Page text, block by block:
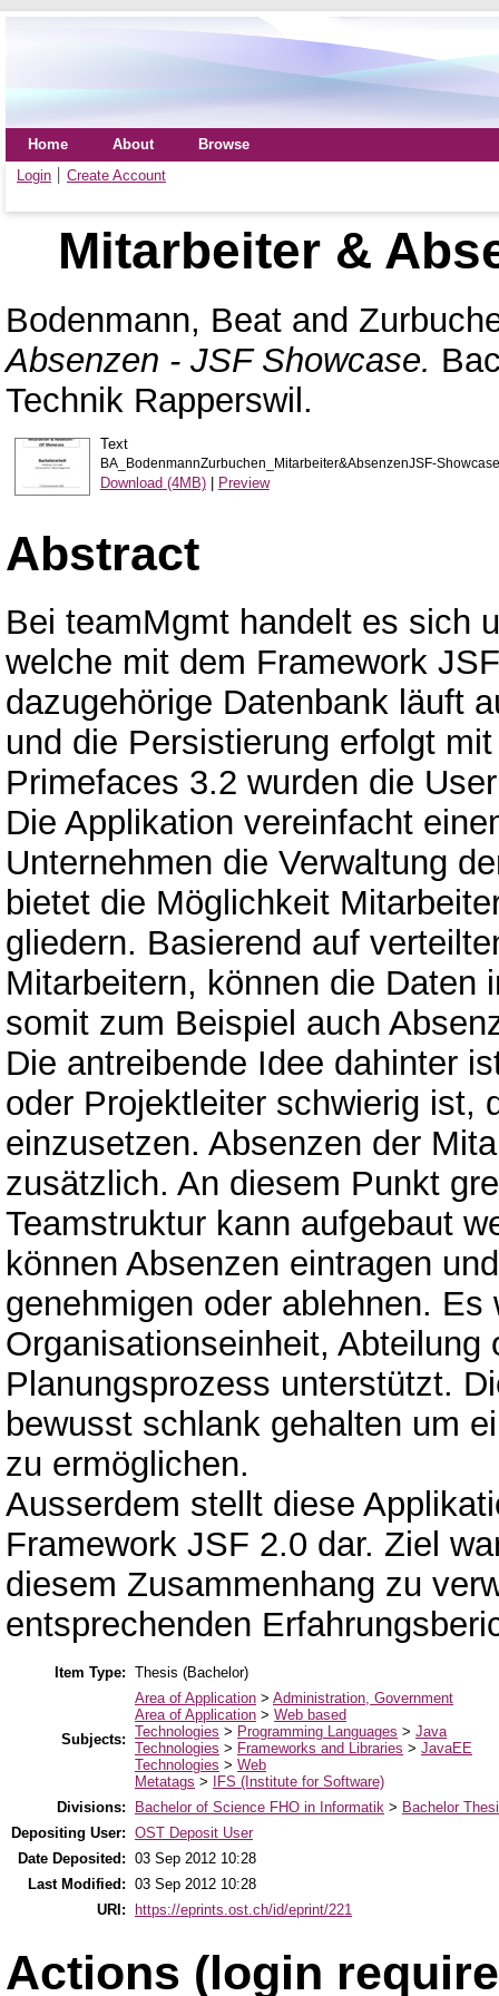
Home About
Browse
Login
Create Account
Mitarbeiter &
Bodenmann, Beat and
Absenzen - JSF Showcase.
Technik Rapperswil.
Text
BA_BodenmannZurbuchen_Mitarbeiter&AbsenzenJSF-
Download (4MB)| Preview
Abstract
Bei teamMgmt handelt es sich
welche mit dem Framework
dazugehörige Datenbank läuft
und die Persistierung erfolgt
Primefaces 3.2 wurden die
Die Applikation vereinfacht
Unternehmen die Verwaltung
bietet die Möglichkeit
gliedern. Basierend auf
Mitarbeitern, können die Daten
somit zum Beispiel auch
Die antreibende Idee dahinter
oder Projektleiter schwierig ist,
einzusetzen. Absenzen der
zusätzlich. An diesem Punkt
Teamstruktur kann aufgebaut
können Absenzen eintragen
genehmigen oder ablehnen.
Organisationseinheit,
Planungsprozess unterstützt.
bewusst schlank gehalten um
zu ermöglichen.
Ausserdem stellt diese
Framework JSF 2.0 dar. Ziel
diesem Zusammenhang zu
entsprechenden
Item Type: Thesis (Bachelor)
Subjects:
Area of Application > Administration, Government
Area of Application > Web based
Technologies > Programming Languages > Java
Technologies > Frameworks and Libraries > JavaEE
Technologies > Web
Metatags >
IFS (Institute for Software)
Divisions:
Bachelor of Science FHO in Informatik > Bachelor
Depositing User: OST Deposit User
Date Deposited: 03 Sep 2012 10:28
Last Modified: 03 Sep 2012 10:28
URI:
https://eprints.ost.ch/id/eprint/221
Actions (login